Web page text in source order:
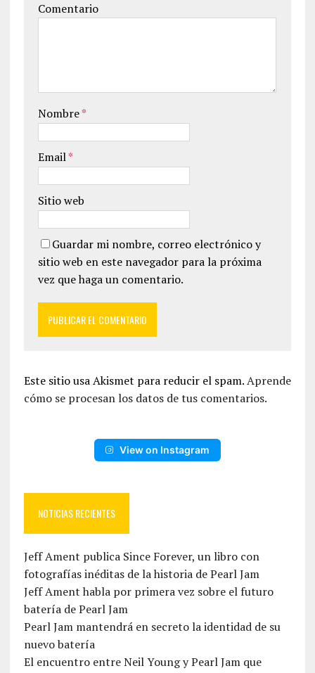
Comentario
Nombre*
Email*
Sitio web
Guardar mi nombre, correo electrónico y
sitio web en este navegador para la próxima
vez que haga un comentario.
Este sitio usa Akismet para reducir el spam.Aprende
cómo se procesan los datos de tus comentarios.
View on Instagram
NOTICIAS RECIENTES
Jeff Ament publica Since Forever, un libro con
fotografías inéditas de la historia de Pearl Jam
Jeff Ament habla por primera vez sobre el futuro
batería de Pearl Jam
Pearl Jam mantendrá en secreto la identidad de su
nuevo batería
El encuentro entre Neil Young y Pearl Jam que